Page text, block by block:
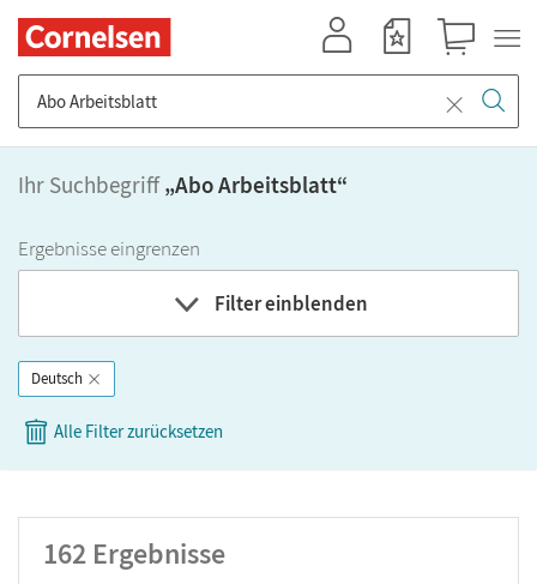
Ihr Suchbegriff „Abo Arbeitsblatt“
Ergebnisse eingrenzen
Filter einblenden
Fach
Deutsch
Alle Filter zurücksetzen
162 Ergebnisse